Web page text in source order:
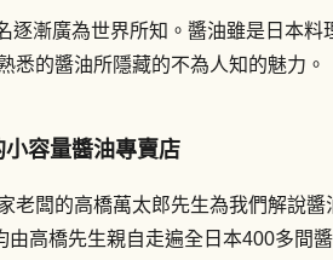
逐漸廣為世界所知。醬油雖是日本
悉的醬油所隱藏的不為人知的魅力。
容量醬油專賣店
老闆的高橋萬太郎先生為我們解說醬
高橋先生親自走遍全日本400多間